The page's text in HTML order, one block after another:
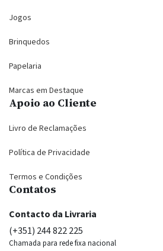
Jogos
Brinquedos
Papelaria
Marcas em Destaque
Apoio ao Cliente
Livro de Reclamações
Política de Privacidade
Termos e Condições
Contatos
Contacto da Livraria
(+351) 244 822 225
Chamada para rede fixa nacional